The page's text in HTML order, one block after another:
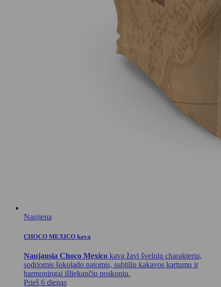
Naujiena
CHOCO MEXICO kava
Naujausia Choco Mexico kava žavi švelniu charakteriu,
sodriomis šokolado natomis, subtiliu kakavos kartumu ir
harmoningai išliekančiu poskoniu.
Prieš 6 dienas